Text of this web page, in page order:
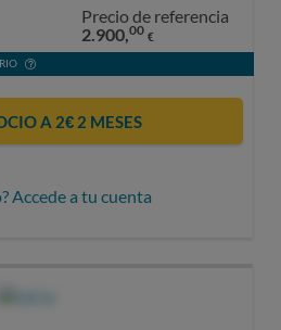
Precio de referencia
2.900,00 €
A 2€ 2 MESES
Accede a tu cuenta